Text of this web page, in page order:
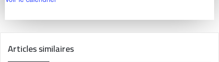
Articles similaires